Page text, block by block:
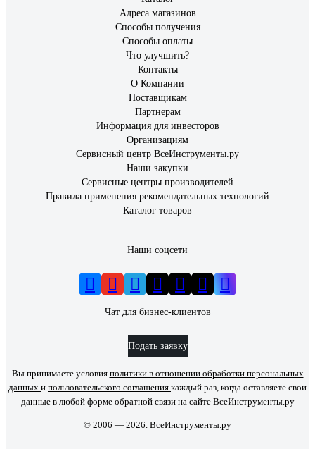
Адреса магазинов
Способы получения
Способы оплаты
Что улучшить?
Контакты
О Компании
Поставщикам
Партнерам
Информация для инвесторов
Организациям
Сервисный центр ВсеИнструменты.ру
Наши закупки
Сервисные центры производителей
Правила применения рекомендательных технологий
Каталог товаров
Наши соцсети
Чат для бизнес-клиентов
Подать заявку
Вы принимаете условия политики в отношении обработки персональных
данных и пользовательского соглашения каждый раз, когда оставляете свои
данные в любой форме обратной связи на сайте ВсеИнструменты.ру
© 2006 — 2026. ВсеИнструменты.ру